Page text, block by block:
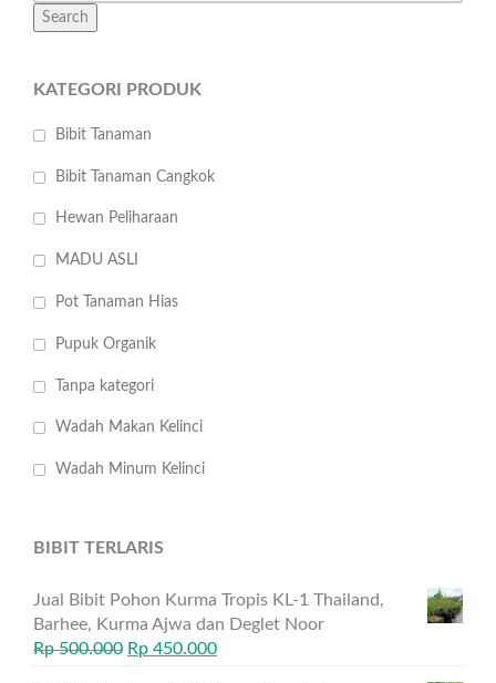
Search
KATEGORI PRODUK
Bibit Tanaman
Bibit Tanaman Cangkok
Hewan Peliharaan
MADU ASLI
Pot Tanaman Hias
Pupuk Organik
Tanpa kategori
Wadah Makan Kelinci
Wadah Minum Kelinci
BIBIT TERLARIS
Jual Bibit Pohon Kurma Tropis KL-1 Thailand,
Barhee, Kurma Ajwa dan Deglet Noor
Rp500.000 Rp 450.000